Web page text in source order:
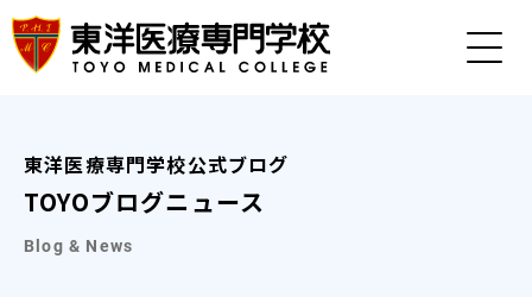
東洋医療専門学校公式ブログ
TOYOブログニュース
Blog & News